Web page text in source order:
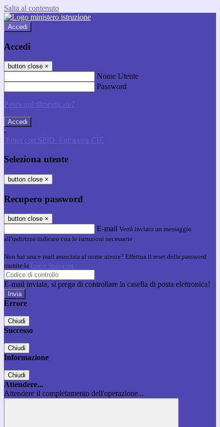
Salta al contenuto
Accedi
Accedi
button close ×
Nome Utente
Password
Password dimenticata?
-
Entra con SPID Entra con CIE
Seleziona utente
button close ×
Recupero password
button close ×
E-mail Verrà inviato un messaggio
all'indirizzo indicato con le istruzioni necessarie.
Non hai una e-mail associata al nome utente? Effettua il reset della password
tramite la Login Spaggiari
E-mail inviata, si prega di controllare la casella di posta elettronica!
Errore
Chiudi
Successo
Chiudi
Informazione
Chiudi
Attendere...
Attendere il completamento dell'operazione...